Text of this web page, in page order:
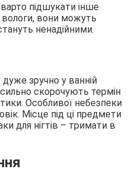
підшукати інше
вологи, вони можуть
ненадійними.
дуже зручно у ванній
сильно скорочують термін
Особливої небезпеки
Місце під ці предмети
для нігтів – тримати в